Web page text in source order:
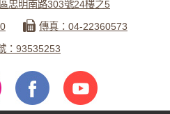
忠明南路303號24樓之5
傳真：04-22360573
：93535253